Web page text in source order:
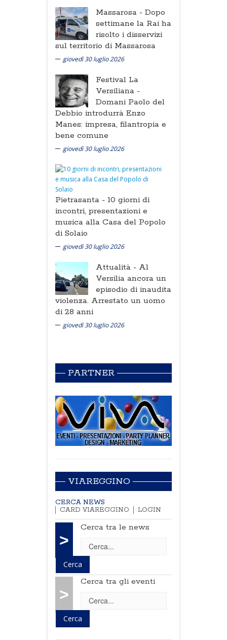
Massarosa - Dopo
settimane la Rai ha
risolto i disservizi
sul territorio di Massarosa
giovedì 30 luglio 2026
Festival La
Versiliana -
Domani Paolo del
Debbio introdurrà Enzo
Manes: impresa, filantropia e
bene comune
giovedì 30 luglio 2026
Pietrasanta - 10 giorni di
incontri, presentazioni e
musica alla Casa del Popolo
di Solaio
giovedì 30 luglio 2026
Attualità - Al
Versilia ancora un
episodio di inaudita
violenza. Arrestato un uomo
di 28 anni
giovedì 30 luglio 2026
PARTNER
VIAREGGINO
CERCA NEWS
CARD VIAREGGINO
LOGIN
>
Cerca tra le news
>
Cerca tra gli eventi